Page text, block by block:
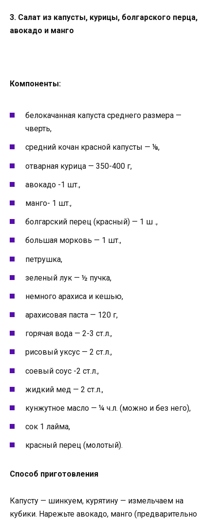
3. Салат из капусты, курицы, болгарского перца,
авокадо и манго
Компоненты:
белокачанная капуста среднего размера —
чверть,
средний кочан красной капусты — ⅛,
отварная курица — 350-400 г,
авокадо -1 шт.,
манго- 1 шт.,
болгарский перец (красный) — 1 ш .,
большая морковь — 1 шт.,
петрушка,
зеленый лук — ½ пучка,
немного арахиса и кешью,
арахисовая паста — 120 г,
горячая вода — 2-3 ст.л.,
рисовый уксус — 2 ст.л.,
соевый соус -2 ст.л.,
жидкий мед — 2 ст.л.,
кунжутное масло — ¼ ч.л. (можно и без него),
сок 1 лайма,
красный перец (молотый).
Способ приготовления
Капусту — шинкуем, курятину — измельчаем на
кубики. Нарежьте авокадо, манго (предварительно